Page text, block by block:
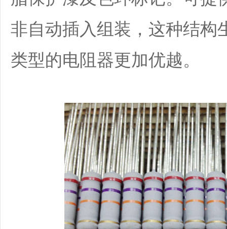
非自动插入组装，这种结构
类型的电阻器更加优越。